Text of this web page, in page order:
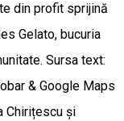
din profit sprijină
Gelato, bucuria
Sursa text:
& Google Maps
Chirițescu și